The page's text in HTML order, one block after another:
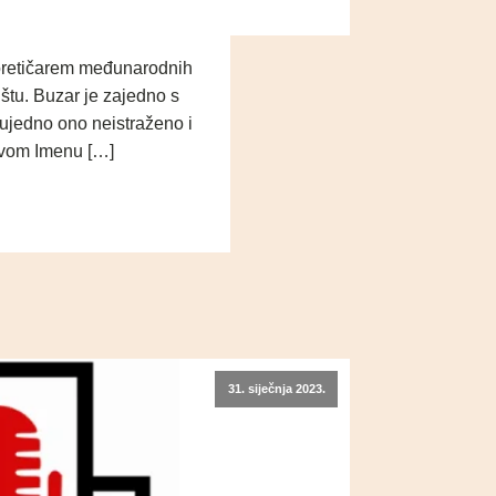
međunarodnih
Buzar je zajedno s
ono neistraženo i
Imenu […]
31. siječnja 2023.